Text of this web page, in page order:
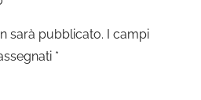
sarà pubblicato. I campi
*